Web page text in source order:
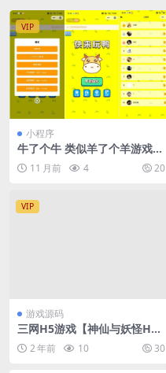
VIP
小程序
牛了个牛 类似羊了个羊游戏小
程序源码附教程
11 月前 4 20
VIP
游戏源码
三网H5游戏【神仙与妖怪H
5】最新整理Win一键服务端
+多区跨服+GM授权后台
2 年前 10 30